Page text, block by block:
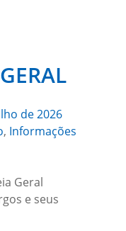
de 2026
, Informações
Geral
e seus